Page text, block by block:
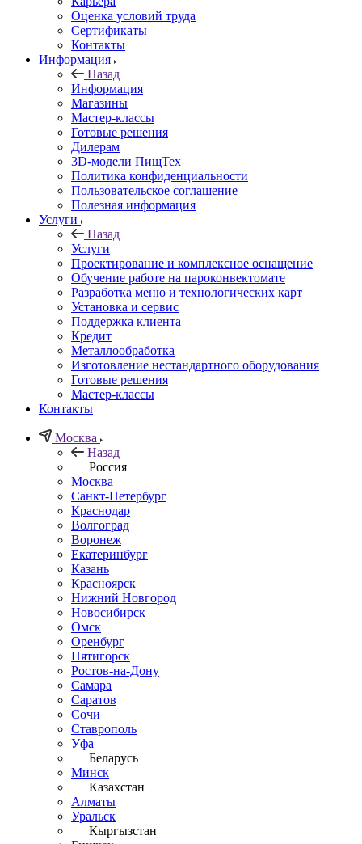
Оценка условий труда
Сертификаты
Контакты
Информация
Назад
Информация
Магазины
Мастер-классы
Готовые решения
Дилерам
3D-модели ПищТех
Политика конфиденциальности
Пользовательское соглашение
Полезная информация
Услуги
Назад
Услуги
Проектирование и комплексное оснащение
Обучение работе на пароконвектомате
Разработка меню и технологических карт
Установка и сервис
Поддержка клиента
Кредит
Металлообработка
Изготовление нестандартного оборудования
Готовые решения
Мастер-классы
Контакты
Москва
Назад
Россия
Москва
Санкт-Петербург
Краснодар
Волгоград
Воронеж
Екатеринбург
Казань
Красноярск
Нижний Новгород
Новосибирск
Омск
Оренбург
Пятигорск
Ростов-на-Дону
Самара
Саратов
Сочи
Ставрополь
Уфа
Беларусь
Минск
Казахстан
Алматы
Уральск
Кыргызстан